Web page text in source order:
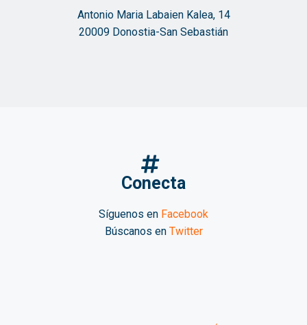
Antonio Maria Labaien Kalea, 14
20009 Donostia-San Sebastián
Conecta
Síguenos en Facebook
Búscanos en Twitter